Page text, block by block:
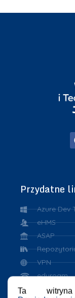
Przydatne
Azure Dev
eHMS
ASAP
VPN
eduroam
Ta